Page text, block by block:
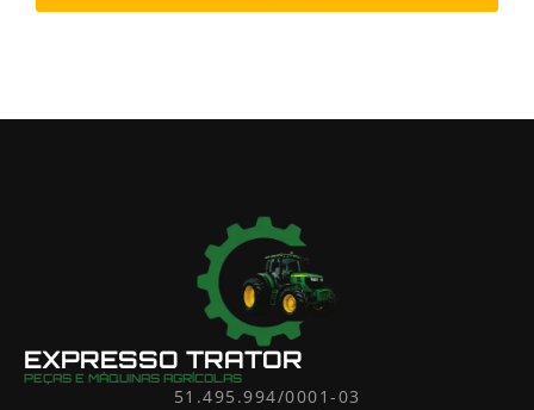
EXPRESSO TRATOR
PEÇAS E MÁQUINAS AGRÍCOLAS
51.495.994/0001-03